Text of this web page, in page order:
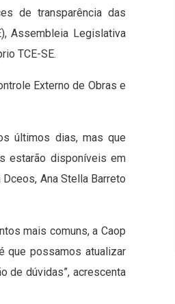
de transparência das
Assembleia Legislativa
TCE-SE.
Externo de Obras e
últimos dias, mas que
estarão disponíveis em
Ana Stella Barreto
mais comuns, a Caop
que possamos atualizar
de dúvidas”, acrescenta